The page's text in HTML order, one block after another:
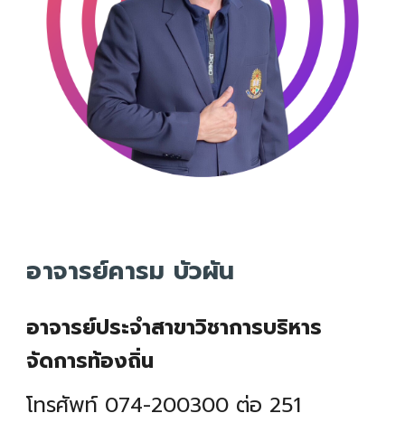
อาจารย์คารม บัวผัน
อาจารย์ประจำสาขาวิชาการบริหาร
จัดการท้องถิ่น
โทรศัพท์ 074-200300 ต่อ 251